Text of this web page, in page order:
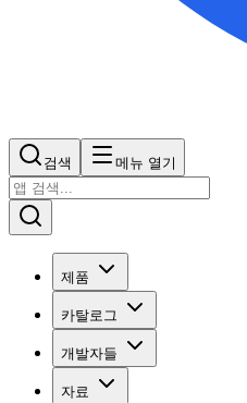
검색 메뉴 열기
제품
카탈로그
개발자들
자료